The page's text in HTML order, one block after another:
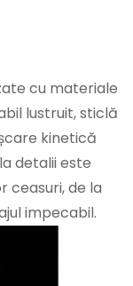
cu materiale
lustruit, sticlă
kinetică
detalii este
ceasuri, de la
impecabil.